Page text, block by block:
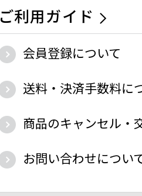
ご利用ガイド
会員登録について
送料・決済手数料に
商品のキャンセル・
お問い合わせについ